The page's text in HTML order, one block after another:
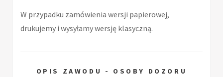
W przypadku zamówienia wersji papierowej,
drukujemy i wysyłamy wersję klasyczną.
OPIS ZAWODU - OSOBY DOZORU